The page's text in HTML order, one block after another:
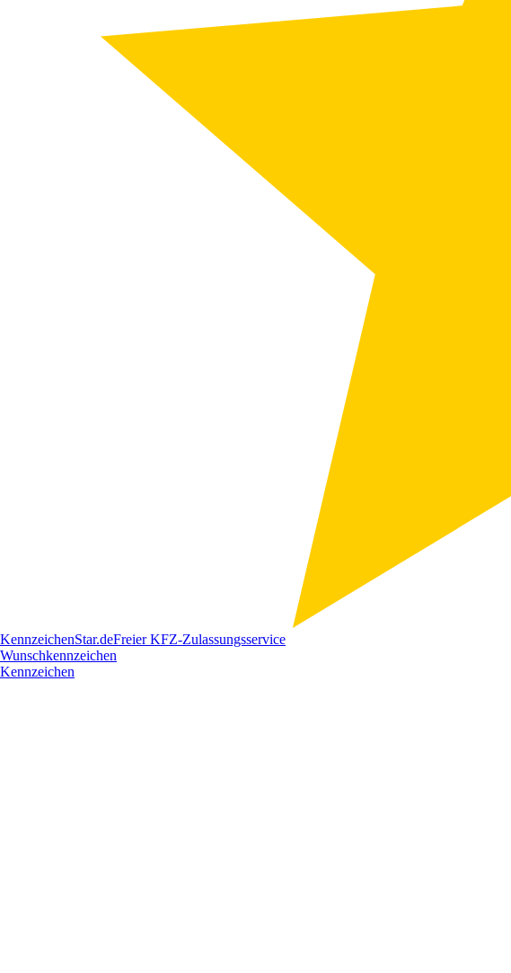
KennzeichenStar.deFreier KFZ-Zulassungsservice
Wunschkennzeichen
Kennzeichen